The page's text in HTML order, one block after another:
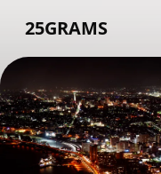
25GRAMS